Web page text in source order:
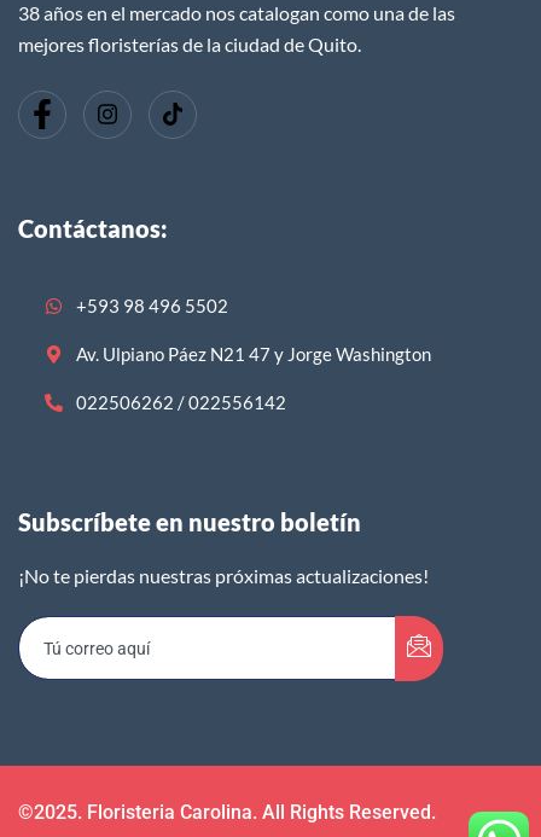
38 años en el mercado nos catalogan como una de las
mejores floristerías de la ciudad de Quito.
Contáctanos:
+593 98 496 5502
Av. Ulpiano Páez N21 47 y Jorge Washington
022506262 / 022556142
Subscríbete en nuestro boletín​
¡No te pierdas nuestras próximas actualizaciones!
©2025. Floristeria Carolina. All Rights Reserved.